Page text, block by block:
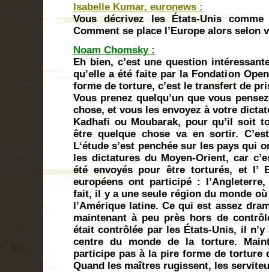
Isabelle Kumar, euronews :
Vous décrivez les États-Unis
Comment se place l’Europe alors selon
Noam Chomsky :
Eh bien, c’est une question
qu’elle a été faite par la Fondation
forme de torture, c’est le transfert de
Vous prenez quelqu’un que vous
chose, et vous les envoyez à votre
Kadhafi ou Moubarak, pour qu’il soit
être quelque chose va en sortir.
L‘étude s’est penchée sur les pays qui
les dictatures du Moyen-Orient, car
été envoyés pour être torturés, et l’
européens ont participé :
fait, il y a une seule région du monde où
l’Amérique latine. Ce qui est assez
maintenant à peu près hors de
était contrôlée par les États-Unis, il
centre du monde de la torture.
participe pas à la pire forme de torture
Quand les maîtres rugissent, les